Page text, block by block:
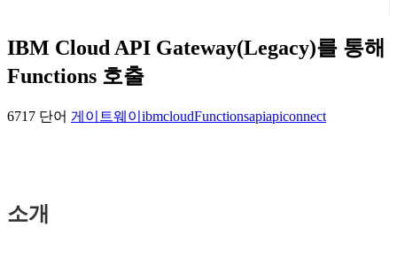
IBM Cloud API Gateway(Legacy)를 통해
Functions 호출
6717 단어 게이트웨이 ibmcloudFunctionsapiapiconnect
소개